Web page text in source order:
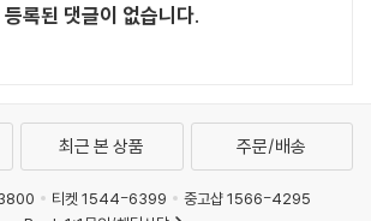
등록된 댓글이 없습니다.
최근 본 상품 주문/배송
티켓 1544-6399
중고샵 1566-4295